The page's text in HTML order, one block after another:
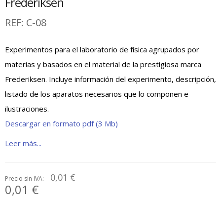
REF: C-08
Experimentos para el laboratorio de física agrupados por
materias y basados en el material de la prestigiosa marca
Frederiksen. Incluye información del experimento, descripción,
listado de los aparatos necesarios que lo componen e
ilustraciones.
Descargar en formato pdf (3 Mb)
Leer más...
Precio sin IVA: 0,01 €
0,01 €